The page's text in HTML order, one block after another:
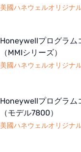
美國ハネウェルオリジナ
Honeywellプログラム
（MMIシリーズ）
美國ハネウェルオリジナ
Honeywellプログラム
（モデル7800）
美國ハネウェルオリジナ